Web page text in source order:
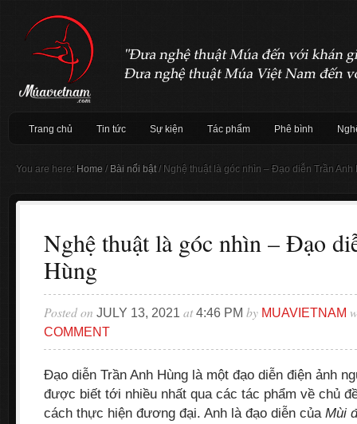
Trang chủ Tin tức Sự kiện Tác phẩm Phê bình
You are here: Home / Bài nổi bật / Nghệ thuật là góc nhìn – Đạo diễn Trần Anh
Nghệ thuật là góc nhìn – Đạo
Hùng
Posted on JULY 13, 2021 at4:46 PM by MUAVIETNAM
COMMENT
Đạo diễn Trần Anh Hùng là một đạo diễn điện ảnh
được biết tới nhiều nhất qua các tác phẩm về chủ
cách thực hiện đương đại. Anh là đạo diễn của Mùi